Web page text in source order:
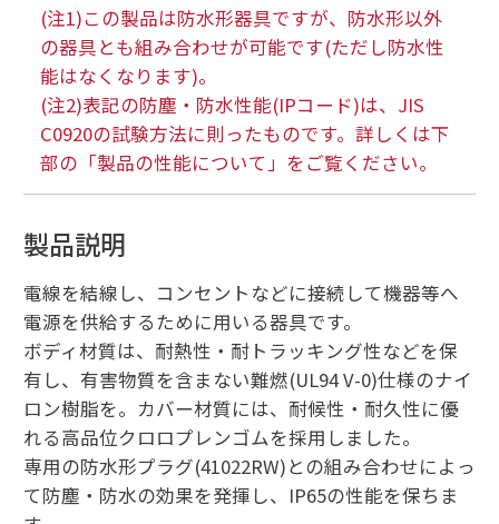
(注1)この製品は防水形器具ですが、防水形以外
の器具とも組み合わせが可能です(ただし防水性
能はなくなります)。
(注2)表記の防塵・防水性能(IPコード)は、JIS
C0920の試験方法に則ったものです。詳しくは下
部の「製品の性能について」をご覧ください。
製品説明
電線を結線し、コンセントなどに接続して機器等へ
電源を供給するために用いる器具です。
ボディ材質は、耐熱性・耐トラッキング性などを保
有し、有害物質を含まない難燃(UL94 V-0)仕様のナイ
ロン樹脂を。カバー材質には、耐候性・耐久性に優
れる高品位クロロプレンゴムを採用しました。
専用の防水形プラグ(41022RW)との組み合わせによっ
て防塵・防水の効果を発揮し、IP65の性能を保ちま